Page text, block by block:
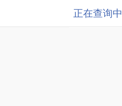
正在查询中